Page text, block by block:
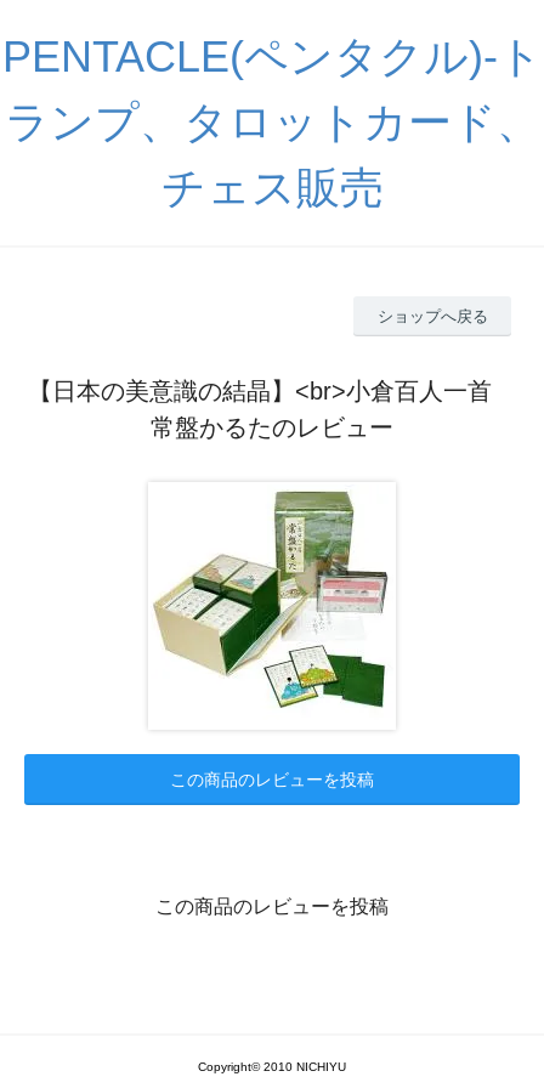
PENTACLE(ペンタクル)-ト
ランプ、タロットカード、
チェス販売
ショップへ戻る
【日本の美意識の結晶】<br>小倉百人一首
常盤かるたのレビュー
この商品のレビューを投稿
この商品のレビューを投稿
Copyright© 2010 NICHIYU